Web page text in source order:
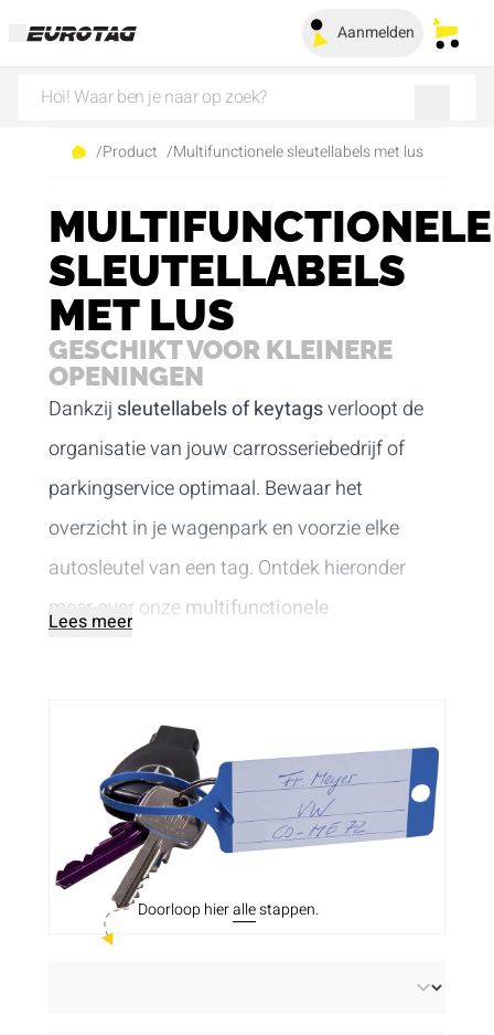
Aanmelden Mijn
/Product /Multifunctionele sleutellabels met lus
MULTIFUNCTIONELE
SLEUTELLABELS
MET LUS
GESCHIKT VOOR KLEINERE
OPENINGEN
Dankzij sleutellabels of keytagsverloopt de
organisatie van jouw carrosseriebedrijf of
parkingservice optimaal. Bewaar het
overzicht in je wagenpark en voorzie elke
autosleutel van een tag. Ontdek hieronder
meer over onzemultifunctionele
Lees meer
Doorloop hierallestappen.